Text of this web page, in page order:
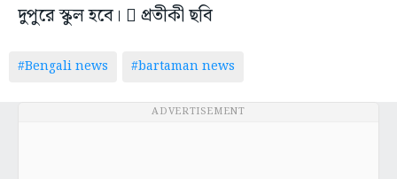
দুপুরে স্কুল হবে।  প্রতীকী ছবি
#Bengali news #bartaman news
ADVERTISEMENT